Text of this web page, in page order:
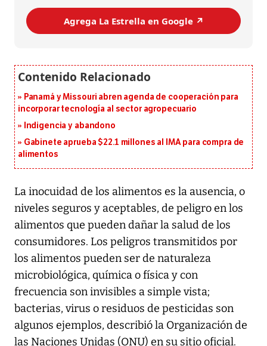
Agrega La Estrella en Google ↗️
Panamá y Missouri abren agenda de cooperación para
incorporar tecnología al sector agropecuario
Indigencia y abandono
Gabinete aprueba $22.1 millones al IMA para compra de
alimentos
La inocuidad de los alimentos es la ausencia, o
niveles seguros y aceptables, de peligro en los
alimentos que pueden dañar la salud de los
consumidores. Los peligros transmitidos por
los alimentos pueden ser de naturaleza
microbiológica, química o física y con
frecuencia son invisibles a simple vista;
bacterias, virus o residuos de pesticidas son
algunos ejemplos, describió la Organización de
las Naciones Unidas (ONU) en su sitio oficial.